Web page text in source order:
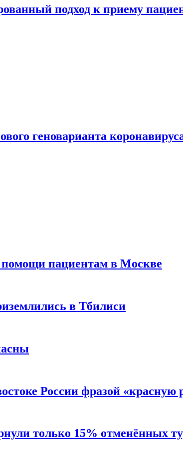
подход к приему
геноварианта
пациентам в Москве
в Тбилиси
России фразой
только 15% отменённых